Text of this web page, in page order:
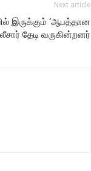
Next article
இருக்கும் ‘ஆபத்தான
தேடி வருகின்றனர்